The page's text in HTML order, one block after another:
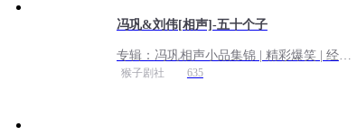
冯巩&刘伟[相声]-五十个子
专辑： 冯巩相声小品集锦 | 精彩爆笑 | 经典
重现
猴子剧社 635